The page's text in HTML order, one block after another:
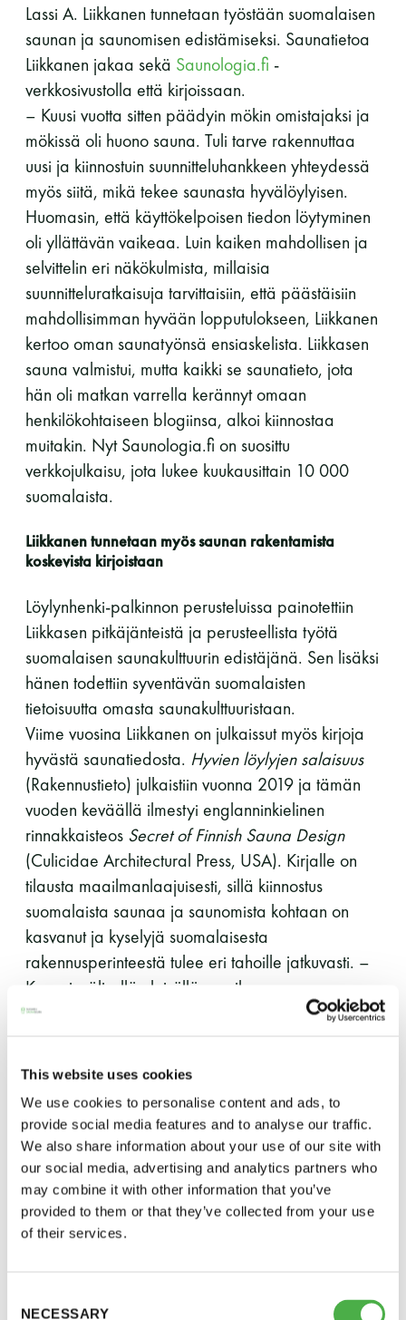
This website uses cookies
We use cookies to personalise content and ads, to
provide social media features and to analyse our traffic.
We also share information about your use of our site with
our social media, advertising and analytics partners who
may combine it with other information that you’ve
provided to them or that they’ve collected from your use
of their services.
NECESSARY
Vieras jäsenen seurassa
25 €
Jäsenen lapsi 7-18 v.
Lapsi alle 7 v.
11 saunomiskerran kortti
120€
3kk kortti - M / N
275€ / 115€
Vuosikortti - M / N
695€ / 275€
Suomen Saunaseura ry
Vaskiniementie 10, 00200 Helsinki
Kahvio/kassa 050 372 4167
Y-tunnus: 0116872-9
YHTEYSTIEDOT
Saunaseuran tarkoitus
Suomen Saunaseura vaalii perinteisiä, kohteliaita
saunomistapoja, joiden perustana on toisten
saunarauhan kunnioittaminen. Seura vaalii
saunakulttuuria ja pyrkii kehittämään suomalaista
saunaa ja edistämään sitä koskevaa tutkimusta.
LUE LISÄÄ
Lassi A. Liikkanen tunnetaan työstään suomalaisen
saunan ja saunomisen edistämiseksi. Saunatietoa
Liikkanen jakaa sekä Saunologia.fi -
verkkosivustolla että kirjoissaan.
– Kuusi vuotta sitten päädyin mökin omistajaksi ja
mökissä oli huono sauna. Tuli tarve rakennuttaa
uusi ja kiinnostuin suunnitteluhankkeen yhteydessä
myös siitä, mikä tekee saunasta hyvälöylyisen.
Huomasin, että käyttökelpoisen tiedon löytyminen
oli yllättävän vaikeaa. Luin kaiken mahdollisen ja
selvittelin eri näkökulmista, millaisia
suunnitteluratkaisuja tarvittaisiin, että päästäisiin
mahdollisimman hyvään lopputulokseen, Liikkanen
kertoo oman saunatyönsä ensiaskelista. Liikkasen
sauna valmistui, mutta kaikki se saunatieto, jota
hän oli matkan varrella kerännyt omaan
henkilökohtaiseen blogiinsa, alkoi kiinnostaa
muitakin. Nyt Saunologia.fi on suosittu
verkkojulkaisu, jota lukee kuukausittain 10 000
suomalaista.
Liikkanen tunnetaan myös saunan rakentamista
koskevista kirjoistaan
Löylynhenki-palkinnon perusteluissa painotettiin
Liikkasen pitkäjänteistä ja perusteellista työtä
suomalaisen saunakulttuurin edistäjänä. Sen lisäksi
hänen todettiin syventävän suomalaisten
tietoisuutta omasta saunakulttuuristaan.
Viime vuosina Liikkanen on julkaissut myös kirjoja
hyvästä saunatiedosta. Hyvien löylyjen salaisuus
(Rakennustieto) julkaistiin vuonna 2019 ja tämän
vuoden keväällä ilmestyi englanninkielinen
rinnakkaisteos Secret of Finnish Sauna Design
(Culicidae Architectural Press, USA). Kirjalle on
tilausta maailmanlaajuisesti, sillä kiinnostus
suomalaista saunaa ja saunomista kohtaan on
kasvanut ja kyselyjä suomalaisesta
rakennusperinteestä tulee eri tahoille jatkuvasti. –
Kansainvälisellä yleisöllä on oikeus
saunanrakentamista koskevaan suomalaiseen
taakse, toteaa Liikkanen.
Löylynhenki-palkinto
Suomen Saunaseura ry myöntää vuosittain
Löylynhenki-palkinnon ansiokkaasti suomalaisen
saunakulttuurin hyväksi tehdystä työstä henkilölle
tai yhteisölle. Ensimmäisen kerran palkinto jaettiin
ehdokkaiden joukosta. Viime vuonna palkinnon sai